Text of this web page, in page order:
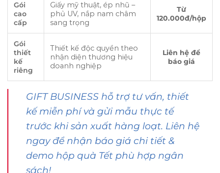
Gói
cao
cấp
Giấy mỹ thuật, ép nhũ –
phủ UV, nắp nam châm
sang trọng
Từ
120.000đ/hộp
Gói
thiết
kế
riêng
Thiết kế độc quyền theo
nhận diện thương hiệu
doanh nghiệp
Liên hệ để
báo giá
GIFT BUSINESS hỗ trợ tư vấn, thiết
kế miễn phí và gửi mẫu thực tế
trước khi sản xuất hàng loạt. Liên hệ
ngay để nhận báo giá chi tiết &
demo hộp quà Tết phù hợp ngân
sách!